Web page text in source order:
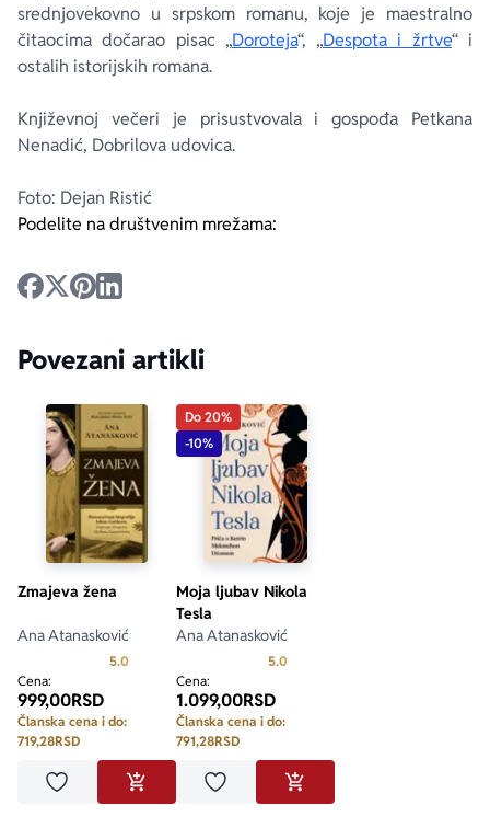
srednjovekovno u srpskom romanu, koje je maestralno
čitaocima dočarao pisac „Doroteja“, „Despota i žrtve“ i
ostalih istorijskih romana.
Književnoj večeri je prisustvovala i gospođa Petkana
Nenadić, Dobrilova udovica.
Foto: Dejan Ristić
Podelite na društvenim mrežama:
Povezani artikli
Zmajeva žena
Ana Atanasković
5.0 Prosecna ocena je 5.0 od 5
Cena:
999,00RSD
Članska cena i do:
719,28RSD
Dodaj u omiljeneDODAJ U KORPU
Do 20%
-10%
Moja ljubav Nikola
Tesla
Ana Atanasković
5.0
Cena:
1.099,00RSD
Članska cena i do:
791,28RSD
Dodaj u omiljeneDODAJ U KORPU